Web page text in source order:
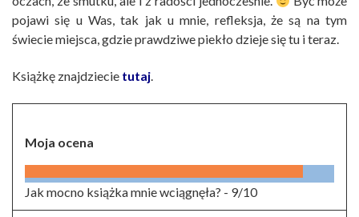
pojawi się u Was, tak jak u mnie, refleksja, że są na tym
świecie miejsca, gdzie prawdziwe piekło dzieje się tu i teraz.
Książkę znajdziecie tutaj.
Moja ocena
Jak mocno książka mnie wciągnęła? - 9/10